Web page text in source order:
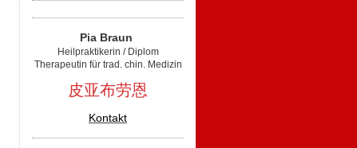
Pia Braun
Heilpraktikerin / Diplom
Therapeutin für trad. chin. Medizin
皮亚布劳恩
Kontakt